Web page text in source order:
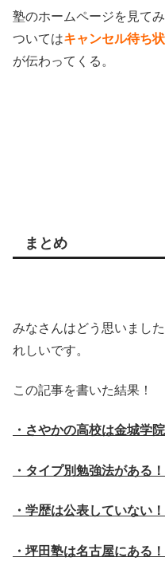
塾のホームページを見て
ついてはキャンセル待ち
が伝わってくる。
まとめ
みなさんはどう思いまし
れしいです。
この記事を書いた結果！
・さやかの高校は金城学
・タイプ別勉強法がある！
・学歴は公表していない！
・坪田塾は名古屋にある！